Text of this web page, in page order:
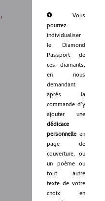
,
Vous
pourrez
individualiser
le Diamond
Passport de
ces diamants,
en nous
demandant
après la
commande d’y
ajouter une
dédicace
personnelle en
page de
couverture, ou
un poème ou
tout autre
texte de votre
choix en